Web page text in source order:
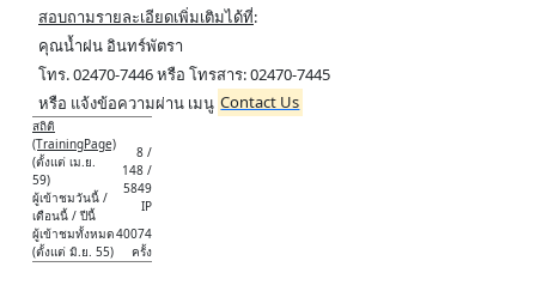
สอบถามรายละเอียดเพิ่มเติมได้ที่:
คุณน้ำฝน อินทร์พัตรา
โทร. 02470-7446 หรือ โทรสาร: 02470-7445
หรือ แจ้งข้อความผ่าน เมนู Contact Us
สถิติ
(TrainingPage)
(ตั้งแต่ เม.ย.
59)
ผู้เข้าชมวันนี้ /
เดือนนี้ / ปีนี้
8 /
148 /
5849
IP
ผู้เข้าชมทั้งหมด
(ตั้งแต่ มิ.ย. 55)
40074
ครั้ง